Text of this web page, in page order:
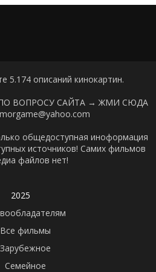
5.174 описаний кинокартин.
ВОПРОСУ САЙТА → ЖМИ СЮДА
общедоступная иноформация
источников! Самих фильмов
файлов нет!
2025
Все фильмы
Зарубежное
Семейное